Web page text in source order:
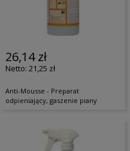
26,14 zł
21,25 zł
Anti-Mousse - Preparat
odpieniający, gaszenie piany